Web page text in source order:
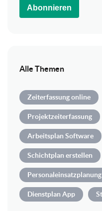
Abonnieren
Alle Themen
Zeiterfassung online
Projektzeiterfassung
Arbeitsplan Software
Schichtplan erstellen
Dienstplan App